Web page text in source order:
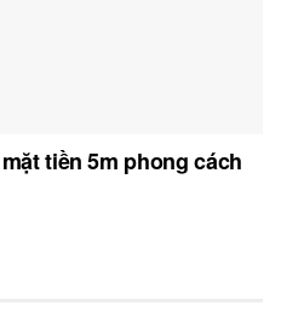
tiền 5m phong cách